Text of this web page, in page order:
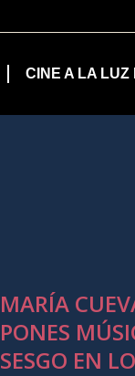
CINE A LA LUZ
MARÍA
PONES
SESGO EN